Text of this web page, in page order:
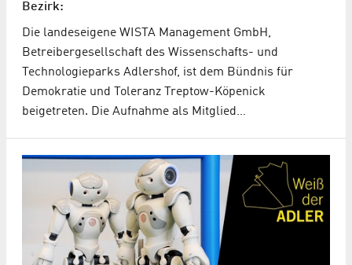
Bezirk:
Die landeseigene WISTA Management GmbH,
Betreibergesellschaft des Wissenschafts- und
Technologieparks Adlershof, ist dem Bündnis für
Demokratie und Toleranz Treptow-Köpenick
beigetreten. Die Aufnahme als Mitglied…